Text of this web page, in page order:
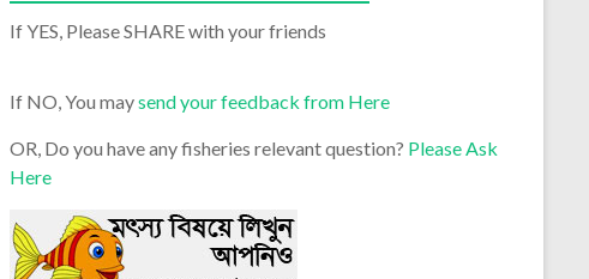
If YES, Please SHARE with your friends
If NO, You maysend your feedback from Here
OR, Do you have any fisheries relevant question? Please Ask
Here